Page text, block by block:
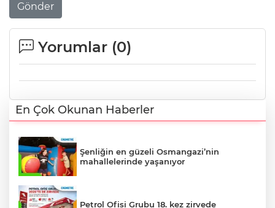
Gönder
Yorumlar (0)
En Çok Okunan Haberler
Şenliğin en güzeli Osmangazi’nin
mahallelerinde yaşanıyor
Petrol Ofisi Grubu 18. kez zirvede